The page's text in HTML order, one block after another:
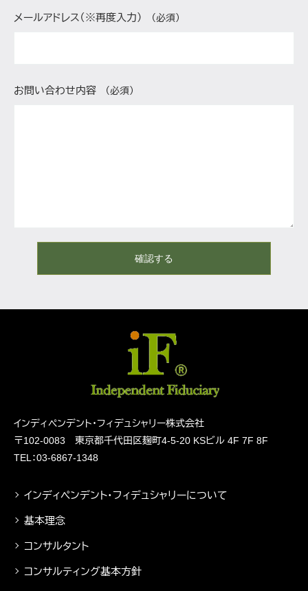
メールアドレス（※再度入力） （必須）
お問い合わせ内容 （必須）
確認する
インディペンデント・フィデュシャリー株式会社
〒102-0083 東京都千代田区麹町4-5-20 KSビル 4F 7F 8F
TEL：03-6867-1348
インディペンデント・フィデュシャリーについて
基本理念
コンサルタント
コンサルティング基本方針